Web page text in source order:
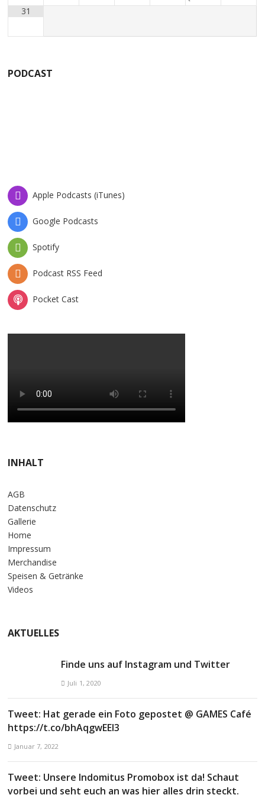
31
PODCAST
Apple Podcasts (iTunes)
Google Podcasts
Spotify
Podcast RSS Feed
Pocket Cast
INHALT
AGB
Datenschutz
Gallerie
Home
Impressum
Merchandise
Speisen & Getränke
Videos
AKTUELLES
Finde uns auf Instagram und Twitter
Juli 1, 2020
Tweet: Hat gerade ein Foto gepostet @ GAMES Café
https://t.co/bhAqgwEEl3
Januar 7, 2022
Tweet: Unsere Indomitus Promobox ist da! Schaut
vorbei und seht euch an was hier alles drin steckt.